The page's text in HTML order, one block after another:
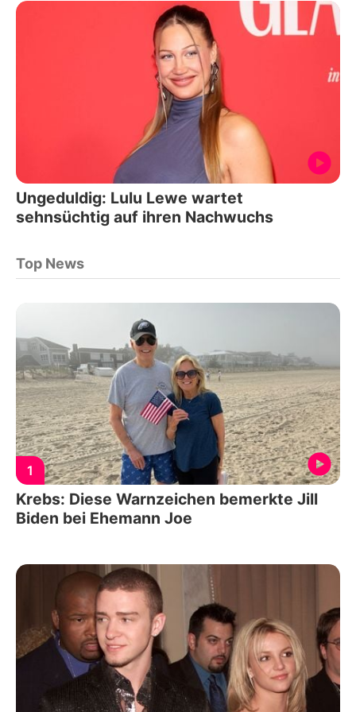
Ungeduldig: Lulu Lewe wartet
sehnsüchtig auf ihren Nachwuchs
Top News
1
Krebs: Diese Warnzeichen bemerkte Jill
Biden bei Ehemann Joe